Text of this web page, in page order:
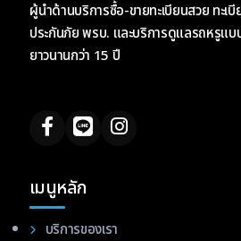
ผู้นำด้านบริการซื้อ-ขายทะเบียนสวย ทะเ
ประกันภัย พรบ. และบริการดูแลรถหรูแ
ยาวนานกว่า 15 ปี
เมนูหลัก
บริการของเรา